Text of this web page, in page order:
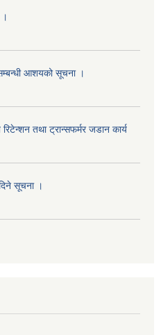
आशयको सूचना ।
रिटेन्शन तथा ट्रान्सफर्मर जडान कार्य
सूचना ।